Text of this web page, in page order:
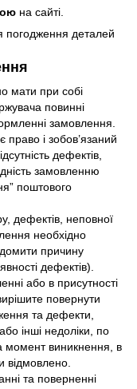
на сайті.
погодження деталей
мати при собі
повинні
замовлення.
і зобов’язаний
дефектів,
замовленню
поштового
дефектів, неповної
необхідно
причину
дефектів).
або в присутності
повернути
та дефекти,
інші недоліки, по
момент виникнення, в
відмовлено.
та поверненні